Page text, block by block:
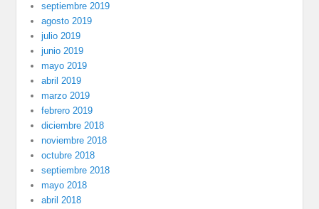
septiembre 2019
agosto 2019
julio 2019
junio 2019
mayo 2019
abril 2019
marzo 2019
febrero 2019
diciembre 2018
noviembre 2018
octubre 2018
septiembre 2018
mayo 2018
abril 2018